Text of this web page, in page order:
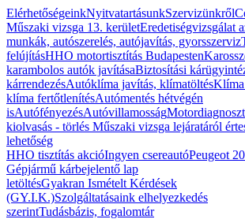
ElérhetőségeinkNyitvatartásunkSzervizünkről
Műszaki vizsga 13. kerületEredetiségvizsgálat
munkák, autószerelés, autójavítás, gyorsszerviz
felújításHHO motortisztítás Budapesten
karambolos autók javításaBiztosítási
kárrendezésAutóklíma javítás, klímatöltésKlíma
klíma fertőtlenítésAutómentés hétvégén
isAutófényezésAutóvillamosság
kiolvasás - törlés Műszaki vizsga lejáratáról
lehetőség
HHO tisztítás akcióIngyen csereautóPeugeot
Gépjármű kárbejelentő lap
letöltésGyakran Ismételt Kérdések
(GY.I.K.)Szolgáltatásaink elhelyezkedés
szerintTudásbázis, fogalomtár